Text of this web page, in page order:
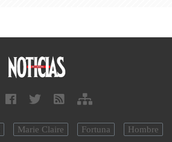
Marie Claire Fortuna Hombre